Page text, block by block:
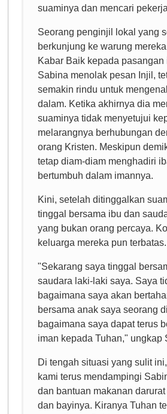
suaminya dan mencari
Seorang penginjil lokal yang
berkunjung ke warung
Kabar Baik kepada pasangan
Sabina menolak pesan Injil,
semakin rindu untuk
dalam. Ketika akhirnya dia
suaminya tidak menyetujui
melarangnya berhubungan
orang Kristen. Meskipun
tetap diam-diam menghadiri
bertumbuh dalam imannya.
Kini, setelah ditinggalkan
tinggal bersama ibu dan
yang bukan orang percaya.
keluarga mereka pun terbatas.
"Sekarang saya tinggal
saudara laki-laki saya. Saya
bagaimana saya akan
bersama anak saya seorang
bagaimana saya dapat terus
iman kepada Tuhan," ungkap
Di tengah situasi yang sulit
kami terus mendampingi
dan bantuan makanan
dan bayinya. Kiranya Tuhan